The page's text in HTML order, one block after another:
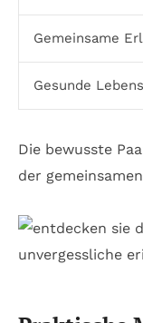
Gemeinsame
Gesunde
Die bewusste
der